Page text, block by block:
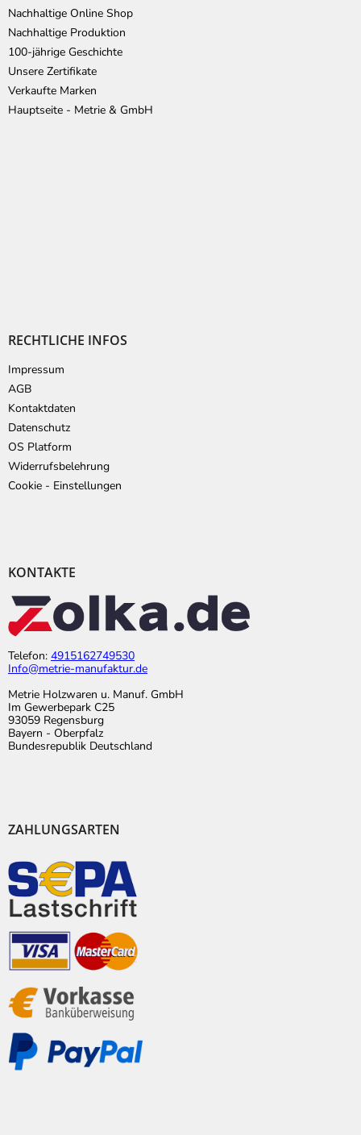
Nachhaltige Online Shop
Nachhaltige Produktion
100-jährige Geschichte
Unsere Zertifikate
Verkaufte Marken
Hauptseite - Metrie & GmbH
RECHTLICHE INFOS
Impressum
AGB
Kontaktdaten
Datenschutz
OS Platform
Widerrufsbelehrung
Cookie - Einstellungen
KONTAKTE
Telefon: 4915162749530
Info@metrie-manufaktur.de
Metrie Holzwaren u. Manuf. GmbH
Im Gewerbepark C25
93059 Regensburg
Bayern - Oberpfalz
Bundesrepublik Deutschland
ZAHLUNGSARTEN